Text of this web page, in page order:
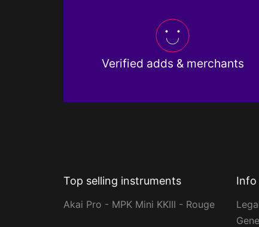
Verified adds & merchants
Top selling instruments
Akai Pro - MPK Mini KKIII - Rouge
Info